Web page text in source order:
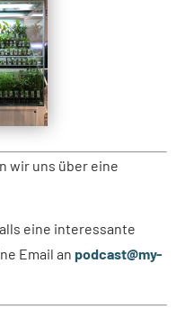
wir uns über eine
eine interessante
Email an podcast@my-